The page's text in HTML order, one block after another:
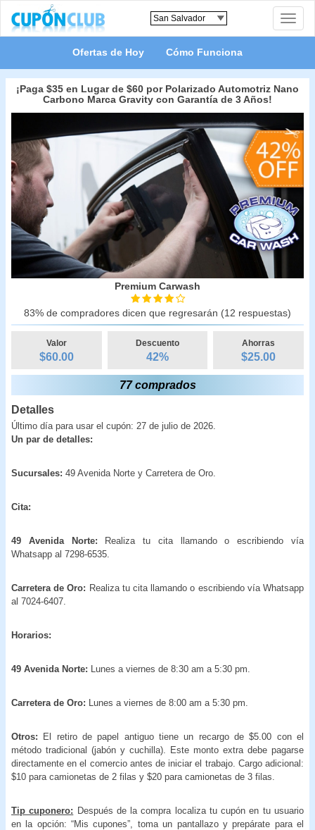
Toggle
Ofertas de Hoy Cómo Funciona
¡Paga $35 en Lugar de $60 por Polarizado Automotriz Nano
Carbono Marca Gravity con Garantía de 3 Años!
Premium Carwash
83% de compradores dicen que regresarán (12 respuestas)
Valor
$60.00
Descuento
42%
Ahorras
$25.00
77 comprados
Detalles
Último día para usar el cupón: 27 de julio de 2026.
Un par de detalles:
Sucursales: 49 Avenida Norte y Carretera de Oro.
Cita:
49 Avenida Norte: Realiza tu cita llamando o escribiendo vía
Whatsapp al 7298-6535.
Carretera de Oro: Realiza tu cita llamando o escribiendo vía Whatsapp
al 7024-6407.
Horarios:
49 Avenida Norte: Lunes a viernes de 8:30 am a 5:30 pm.
Carretera de Oro: Lunes a viernes de 8:00 am a 5:30 pm.
Otros:
El retiro de papel antiguo tiene un recargo de $5.00 con el
método tradicional (jabón y cuchilla). Este monto extra debe pagarse
directamente en el comercio antes de iniciar el trabajo. Cargo adicional:
$10 para camionetas de 2 filas y $20 para camionetas de 3 filas.
Tip cuponero: Después de la compra localiza tu cupón en tu usuario
en la opción: “Mis cupones”, toma un pantallazo y prepárate para el